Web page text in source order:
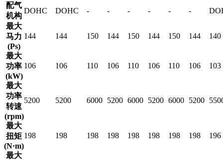
配气
机构
DOHC DOHC - - - - - -
最大
马力
(Ps)
144 144 150 144 150 144 150 144 140
最大
功率
(kW)
106 106 110 106 110 106 110 106 103
最大
功率
转速
(rpm)
5200 5200 6000 5200 6000 5200 6000 5200
最大
扭矩
(N·m)
198 198 198 198 198 198 198 198 196
最大